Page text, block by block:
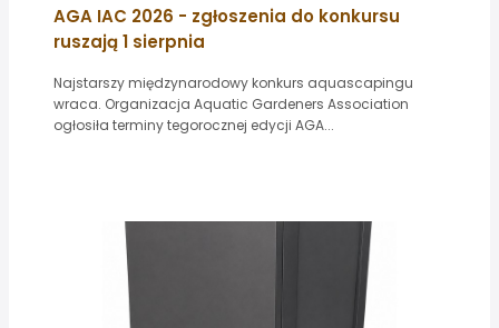
AGA IAC 2026 - zgłoszenia do konkursu
ruszają 1 sierpnia
Najstarszy międzynarodowy konkurs aquascapingu
wraca. Organizacja Aquatic Gardeners Association
ogłosiła terminy tegorocznej edycji AGA...